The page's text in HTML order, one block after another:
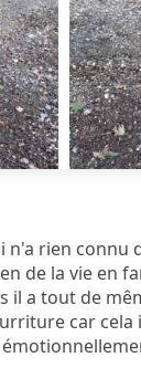
n'a rien connu
de la vie en
a tout de
car cela